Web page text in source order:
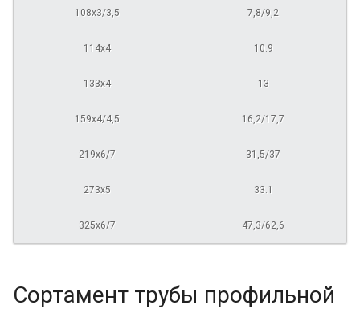
108х3/3,5 7,8/9,2
114х4 10.9
133х4 13
159х4/4,5 16,2/17,7
219х6/7 31,5/37
273х5 33.1
325х6/7 47,3/62,6
Сортамент трубы профильной